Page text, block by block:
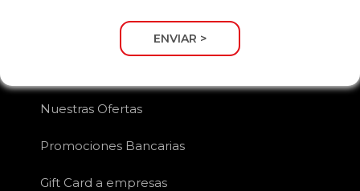
Nuestro Blog
Nuestras Ofertas
Promociones Bancarias
Gift Card a empresas
ENVIAR >